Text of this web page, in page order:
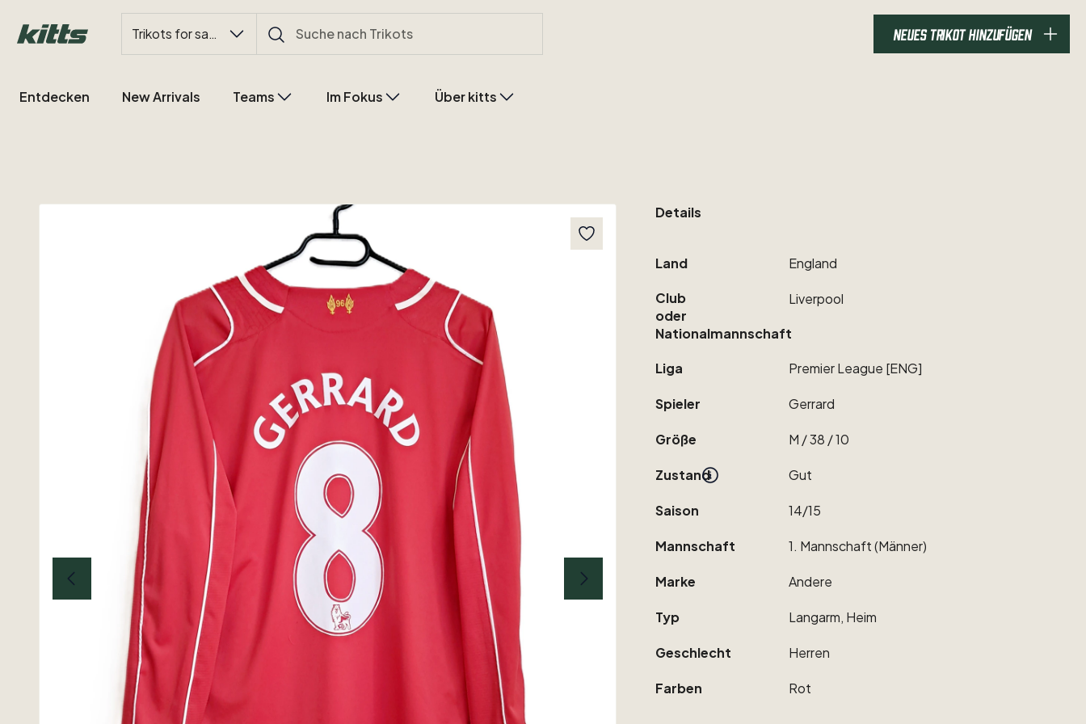
Trikots for sale NEUES TRIKOT HINZUFÜGEN
Entdecken New Arrivals Teams Im Fokus Über kitts
Details
Land England
Club
oder
Nationalmannschaft
Liverpool
Liga PremierLeague [ENG]
Spieler Gerrard
Größe M ​/​38 ​/​10
Zustand Gut
Saison 14​/​15
Mannschaft 1. Mannschaft(Männer)
Marke Andere
Typ Langarm, Heim
Geschlecht Herren
Farben Rot